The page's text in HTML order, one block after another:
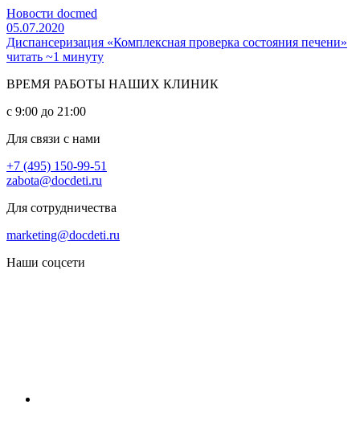
Новости docmed
05.07.2020
Диспансеризация «Комплексная проверка состояния печени»
читать ~1 минуту
ВРЕМЯ РАБОТЫ НАШИХ КЛИНИК
с 9:00 до 21:00
Для связи с нами
+7 (495) 150-99-51
zabota@docdeti.ru
Для сотрудничества
marketing@docdeti.ru
Наши соцсети